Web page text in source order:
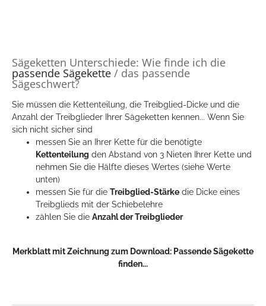
Sägeketten Unterschiede: Wie finde ich die
passende Sägekette / das passende
Sägeschwert?
Sie müssen die Kettenteilung, die Treibglied-Dicke und die
Anzahl der Treibglieder Ihrer Sägeketten kennen... Wenn Sie
sich nicht sicher sind
messen Sie an Ihrer Kette für die benötigte
Kettenteilung den Abstand von 3 Nieten Ihrer Kette und
nehmen Sie die Hälfte dieses Wertes (siehe Werte
unten)
messen Sie für die Treibglied-Stärke die Dicke eines
Treibglieds mit der Schiebelehre
zählen Sie die Anzahl der Treibglieder
Merkblatt mit Zeichnung zum Download: Passende Sägekette
finden...